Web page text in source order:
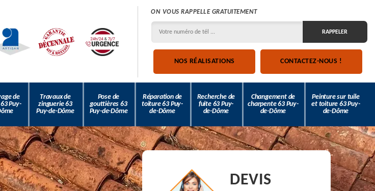
ON VOUS RAPPELLE GRATUITEMENT
NOS RÉALISATIONS CONTACTEZ-NOUS !
de
Puy-
Travaux de
zinguerie 63
Puy-de-Dôme
Pose de
gouttières 63
Puy-de-Dôme
Réparation de
toiture 63 Puy-
de-Dôme
Recherche de
fuite 63 Puy-
de-Dôme
Changement de
charpente 63 Puy-
de-Dôme
Peinture sur tuile
et toiture 63 Puy-
de-Dôme
DEVIS